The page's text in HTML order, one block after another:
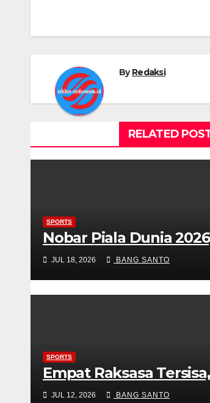
ByRedaksi
RELATED
SPORTS
Nobar Piala Dunia
JUL 18, 2026 BANG SANTO
SPORTS
Empat Raksasa
JUL 12, 2026 BANG SANTO